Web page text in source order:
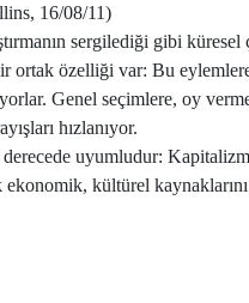
16/08/11)
sergilediği gibi
ortak özelliği var: Bu
Genel seçimlere, oy
hızlanıyor.
uyumludur:
kültürel